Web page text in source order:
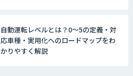
自動運転レベルとは？0〜5の定義・対
応車種・実用化へのロードマップをわ
かりやすく解説